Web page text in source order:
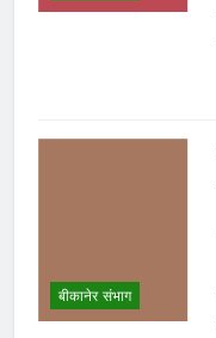
बीकानेर संभाग